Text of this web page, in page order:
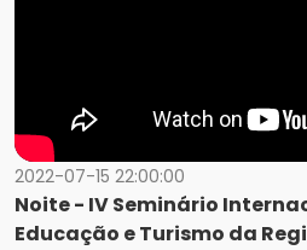
2022-07-15 22:00:00
Noite - IV Seminário
Educação e Turismo da